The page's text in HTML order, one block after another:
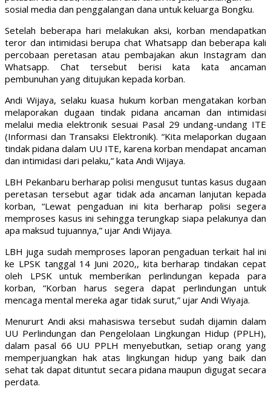
sosial media dan penggalangan dana untuk keluarga Bongku.
Setelah beberapa hari melakukan aksi, korban mendapatkan
teror dan intimidasi berupa chat Whatsapp dan beberapa kali
percobaan peretasan atau pembajakan akun Instagram dan
Whatsapp. Chat tersebut berisi kata kata ancaman
pembunuhan yang ditujukan kepada korban.
Andi Wijaya, selaku kuasa hukum korban mengatakan korban
melaporakan dugaan tindak pidana ancaman dan intimidasi
melalui media elektronik sesuai Pasal 29 undang-undang ITE
(Informasi dan Transaksi Elektronik). “Kita melaporkan dugaan
tindak pidana dalam UU ITE, karena korban mendapat ancaman
dan intimidasi dari pelaku,” kata Andi Wijaya.
LBH Pekanbaru berharap polisi mengusut tuntas kasus dugaan
peretasan tersebut agar tidak ada ancaman lanjutan kepada
korban, “Lewat pengaduan ini kita berharap polisi segera
memproses kasus ini sehingga terungkap siapa pelakunya dan
apa maksud tujuannya,” ujar Andi Wijaya.
LBH juga sudah memproses laporan pengaduan terkait hal ini
ke LPSK tanggal 14 Juni 2020,, kita berharap tindakan cepat
oleh LPSK untuk memberikan perlindungan kepada para
korban, “Korban harus segera dapat perlindungan untuk
mencaga mental mereka agar tidak surut,” ujar Andi Wiyaja.
Menururt Andi aksi mahasiswa tersebut sudah dijamin dalam
UU Perlindungan dan Pengelolaan Lingkungan Hidup (PPLH),
dalam pasal 66 UU PPLH menyebutkan, setiap orang yang
memperjuangkan hak atas lingkungan hidup yang baik dan
sehat tak dapat dituntut secara pidana maupun digugat secara
perdata.